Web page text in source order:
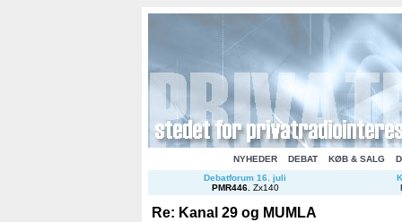
NYHEDER DEBAT KØB & SALG
Debatforum 16. juli
PMR446. Zx140
Re: Kanal 29 og MUMLA